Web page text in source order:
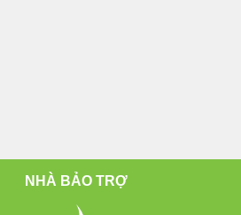
NHÀ BẢO TRỢ